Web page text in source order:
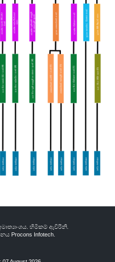
හිමිකම් ඇවිරිනි.
Procons Infotech.